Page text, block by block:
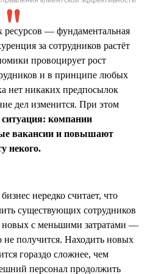
ресурсов — фундаментальная
за сотрудников растёт
провоцирует рост
и в принципе любых
нет никаких предпосылок
дел изменится. При этом
ситуация: компании
вакансии и повышают
некого.
нередко считает, что
существующих сотрудников
новых с меньшими затратами —
не получится. Находить новых
гораздо сложнее, чем
персонал продолжить